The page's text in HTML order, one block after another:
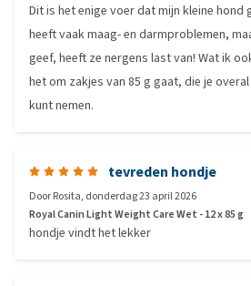
Dit is het enige voer dat mijn kleine hond
heeft vaak maag- en darmproblemen,
geef, heeft ze nergens last van! Wat ik
het om zakjes van 85 g gaat, die je
kunt nemen.
tevreden hondje
DoorRosita, donderdag 23 april 2026
Royal Canin Light Weight Care Wet - 12 x 85 g
hondje vindt het lekker